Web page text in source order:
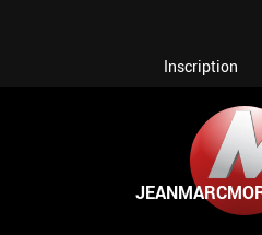
Inscription